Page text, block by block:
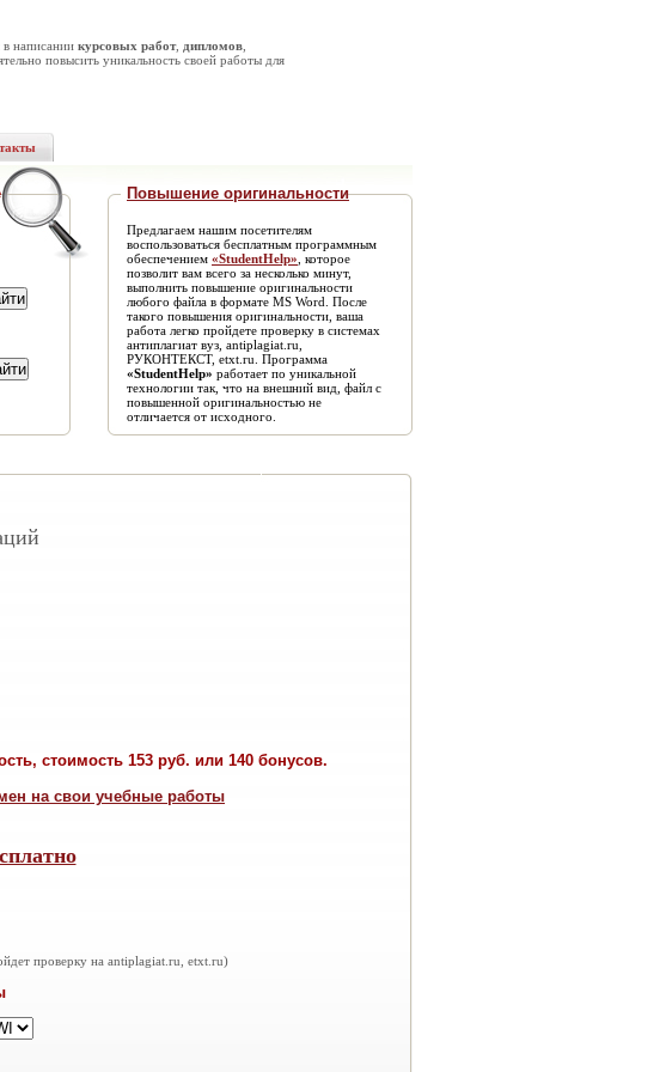
написании курсовых работ, дипломов
повысить уникальность своей работы для
Повышение оригинальности
Предлагаем нашим посетителям
воспользоваться бесплатным программным
обеспечением «StudentHelp» , которое
позволит вам всего за несколько минут,
выполнить повышение оригинальности
любого файла в формате MS Word. После
такого повышения оригинальности, ваша
работа легко пройдете проверку в системах
антиплагиат вуз, antiplagiat.ru,
РУКОНТЕКСТ, etxt.ru. Программа
«StudentHelp» работает по уникальной
технологии так, что на внешний вид, файл с
повышенной оригинальностью не
отличается от исходного.
стоимость 153 руб. или 140 бонусов.
на свои учебные работы
проверку на antiplagiat.ru, etxt.ru)